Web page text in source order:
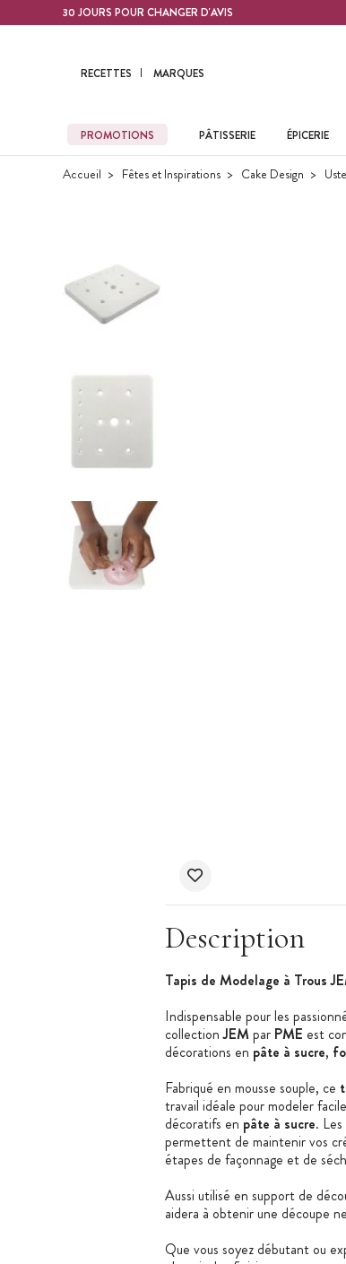
Contenu principal30 JOURS POUR CHANGER D'AVIS
RECETTES MARQUES
PROMOTIONS PÂTISSERIE ÉPICERIE
Accueil Fêtes et Inspirations Cake Design
Description
Tapis de Modelage à Trous
Indispensable pour les
collectionJEMpar PME est
décorations en pâte à sucre,
Fabriqué en mousse souple, ce
travail idéale pour modeler
décoratifs en pâte à sucre.
permettent de maintenir vos
étapes de façonnage et de
Aussi utilisé en support de
aidera à obtenir une découpe
Que vous soyez débutant ou